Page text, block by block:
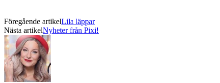
Föregående artikelLila läppar
Nästa artikelNyheter från Pixi!